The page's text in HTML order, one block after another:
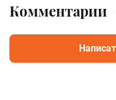
Комментарии